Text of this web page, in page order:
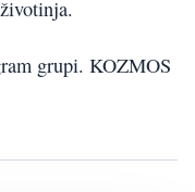
grupi. KOZMOS